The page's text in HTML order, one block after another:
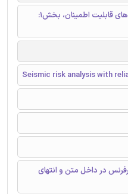
تجزیه و تحلیل ریسک لرزه ای با روش های قابلیت اطمینان، بخش1:
Seismic risk analysis with
در داخل متن و انتهای